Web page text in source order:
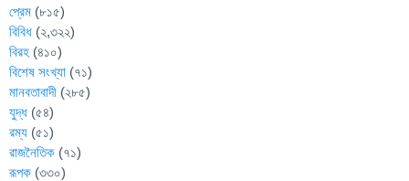
প্রেম (৮১৫)
বিবিধ (২,৩২২)
বিরহ (৪১০)
বিশেষ সংখ্যা (৭১)
মানবতাবাদী (২৮৫)
যুদ্ধ (৫৪)
রম্য (৫১)
রাজনৈতিক (৭১)
রূপক (৩৩০)